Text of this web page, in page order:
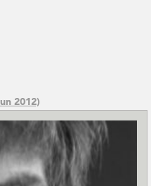
2012)